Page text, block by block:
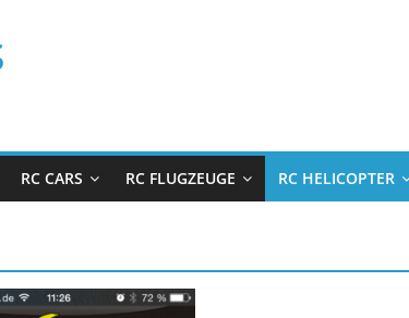
RC CARS RC FLUGZEUGE RC HELICOPTER